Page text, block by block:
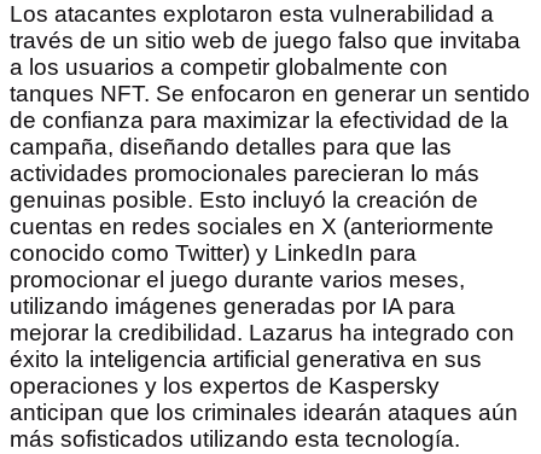
Los atacantes explotaron esta vulnerabilidad a
través de un sitio web de juego falso que invitaba
a los usuarios a competir globalmente con
tanques NFT. Se enfocaron en generar un sentido
de confianza para maximizar la efectividad de la
campaña, diseñando detalles para que las
actividades promocionales parecieran lo más
genuinas posible. Esto incluyó la creación de
cuentas en redes sociales en X (anteriormente
conocido como Twitter) y LinkedIn para
promocionar el juego durante varios meses,
utilizando imágenes generadas por IA para
mejorar la credibilidad. Lazarus ha integrado con
éxito la inteligencia artificial generativa en sus
operaciones y los expertos de Kaspersky
anticipan que los criminales idearán ataques aún
más sofisticados utilizando esta tecnología.